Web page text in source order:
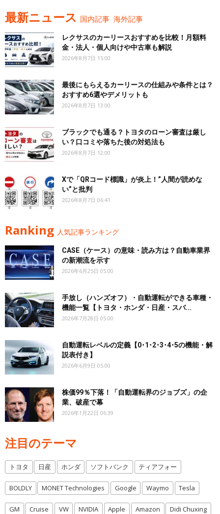
最新ニュース 国内記事 海外記事
レクサスのカーリースおすすめを比較！月額料
金・法人・個人向けや中古車も解説
2026年8月7日 15:00
最後にもらえるカーリースの仕組みや条件とは？
おすすめ6選やデメリットも
2026年8月7日 13:00
ブラックでも通る？トヨタのローン審査は厳し
い？口コミや落ちた後の対処法も
2026年8月7日 12:00
Xで「QRコード標識」が炎上！”人間が読めな
い”と批判
2026年8月7日 06:41
Ranking 人気記事ランキング
CASE（ケース）の意味・読み方は？自動車業界
の新潮流を示す
2026年6月25日 05:00
手放し（ハンズオフ）・自動運転ができる車種・
機能一覧【トヨタ・ホンダ・日産・スバ...
2026年7月28日 05:00
自動運転レベルの定義【0･1･2･3･4･5の機能・解
説表付き】
2026年6月9日 05:00
株価99％下落！「自動運転界のジョブズ」の企
業、破産で幕
2026年1月22日 06:39
注目のテーマ
トヨタ 日産 ホンダ ソフトバンク ティアフォー
BOLDLY MONET Technologies Google Waymo Tesla
GM Cruise VW NVIDIA Apple Amazon Didi Chuxing